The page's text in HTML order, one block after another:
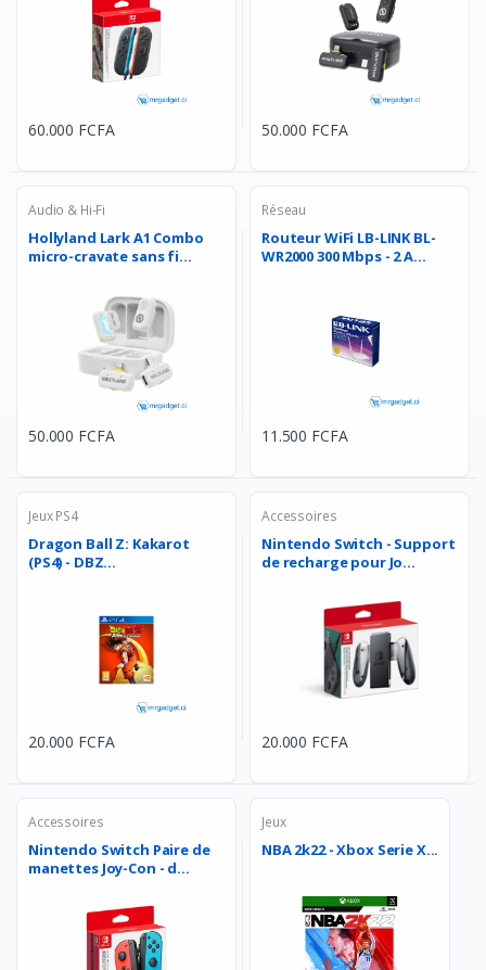
60.000 FCFA 50.000 FCFA
Audio & Hi-Fi
Hollyland Lark A1 Combo
micro-cravate sans fi...
50.000 FCFA
Réseau
Routeur WiFi LB-LINK BL-
WR2000 300 Mbps - 2 A...
11.500 FCFA
Jeux PS4
Dragon Ball Z: Kakarot
(PS4) - DBZ...
20.000 FCFA
Accessoires
Nintendo Switch - Support
de recharge pour Jo...
20.000 FCFA
Accessoires
Nintendo Switch Paire de
manettes Joy-Con - d...
Jeux
NBA 2k22 - Xbox Serie X...